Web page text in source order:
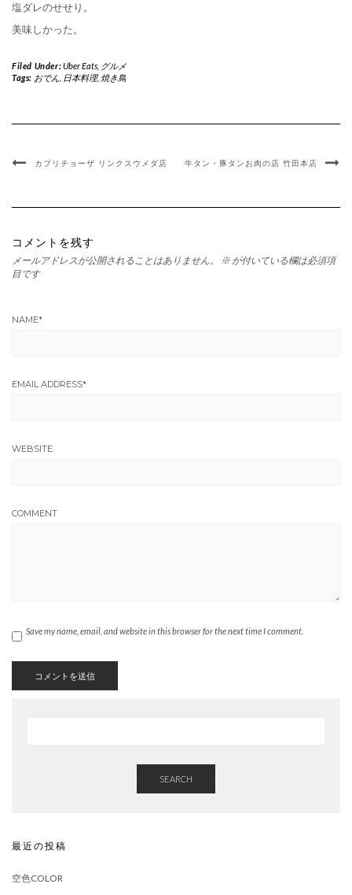
塩ダレのせせり。
美味しかった。
Filed Under:Uber Eats, グルメ
Tags: おでん, 日本料理, 焼き鳥
カプリチョーザ リンクスウメダ店 牛タン・豚タンお肉の店 竹田本店
コメントを残す
メールアドレスが公開されることはありません。 ※ が付いている欄は必須項
目です
NAME*
EMAIL ADDRESS*
WEBSITE
COMMENT
Save my name, email, and website in this browser for the next time I comment.
SEARCH
最近の投稿
空色COLOR